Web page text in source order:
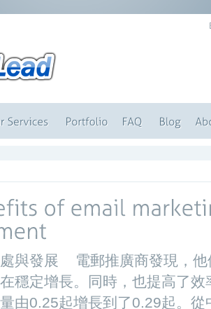
與發展 電郵推廣商發現，他
穩定增長。同時，也提高了
由0.25起增長到了0.29起。